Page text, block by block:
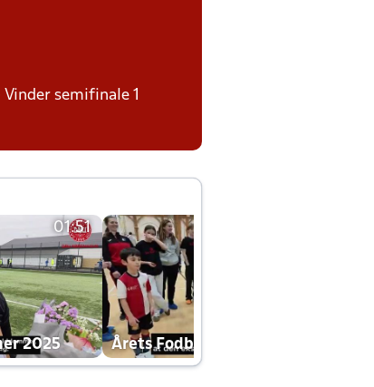
semifinale 1
01:51
2025 Årets Fodboldklub 2025 mp4